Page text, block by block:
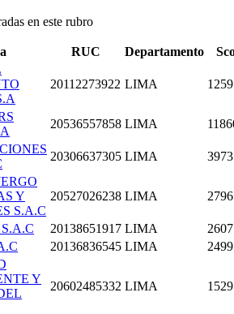
en este rubro
RUC Departamento
20112273922 LIMA
20536557858 LIMA
20306637305 LIMA
Y
S.A.C
20527026238 LIMA
20138651917 LIMA
20136836545 LIMA
Y
20602485332 LIMA